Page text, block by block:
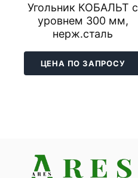
Угольник КОБАЛЬТ с
уровнем 300 мм,
нерж.сталь
ЦЕНА ПО ЗАПРОСУ